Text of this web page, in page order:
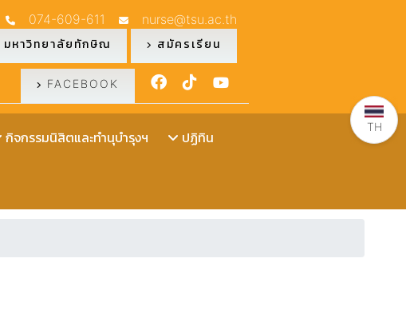
074-609-611 nurse@tsu.ac.th
มหาวิทยาลัยทักษิณ สมัครเรียน
FACEBOOK
กิจกรรมนิสิตและทำนุบำรุงฯ ปฏิทิน
TH